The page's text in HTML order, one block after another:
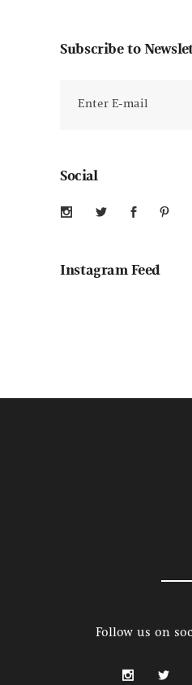
Subscribe to
Social
Instagram Feed
Follow us on